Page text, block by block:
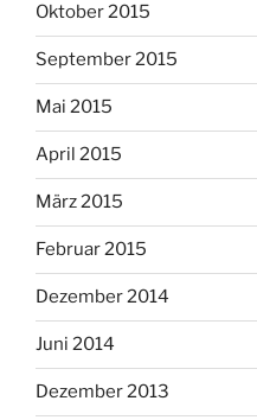
Oktober 2015
September 2015
Mai 2015
April 2015
März 2015
Februar 2015
Dezember 2014
Juni 2014
Dezember 2013